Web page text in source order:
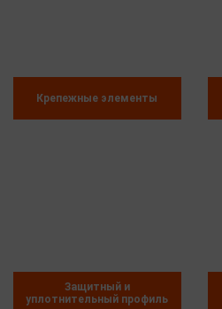
Крепежные элементы
Защитный и
уплотнительный профиль